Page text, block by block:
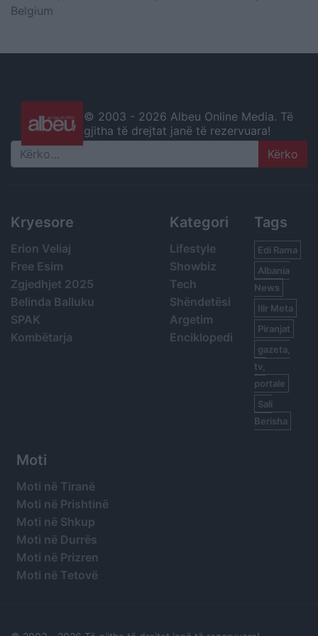
Belgium
© 2003 - 2026 Albeu Online Media. Të
gjitha të drejtat janë të rezervuara!
Search
Kryesore
Erion Veliaj
Free Esim
Zgjedhjet 2025
Belinda Balluku
SPAK
Kombëtarja
Kategori
Lifestyle
Showbiz
Tech
Shëndetësi
Argetim
Enciklopedi
Tags
Edi Rama
Albania
News
Ilir Meta
Piranjat
gazeta,
tv,
portale
Sali
Berisha
Moti
Moti në Tiranë
Moti në Prishtinë
Moti në Shkup
Moti në Durrës
Moti në Prizren
Moti në Tetovë